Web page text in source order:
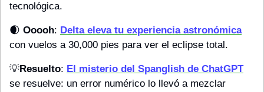
tecnológica.
🌒 Ooooh: Delta eleva tu experiencia astronómica
con vuelos a 30,000 pies para ver el eclipse total.
💡Resuelto: El misterio del Spanglish de ChatGPT
se resuelve: un error numérico lo llevó a mezclar